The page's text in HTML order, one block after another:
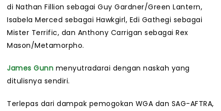
di Nathan Fillion sebagai Guy Gardner/Green Lantern,
Isabela Merced sebagai Hawkgirl, Edi Gathegi sebagai
Mister Terrific, dan Anthony Carrigan sebagai Rex
Mason/Metamorpho.
James Gunn menyutradarai dengan naskah yang
ditulisnya sendiri.
Terlepas dari dampak pemogokan WGA dan SAG-AFTRA,